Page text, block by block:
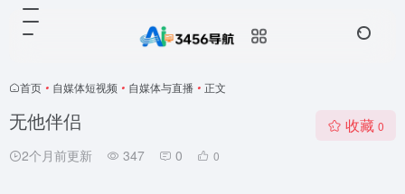
首页 • 自媒体短视频 • 自媒体与直播 • 正文
无他伴侣
2个月前更新 347 0 0
收藏 0